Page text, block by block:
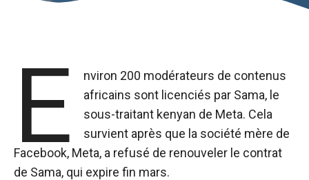
E
nviron 200 modérateurs de contenus
africains sont licenciés par Sama, le
sous-traitant kenyan de Meta. Cela
survient après que la société mère de
Facebook, Meta, a refusé de renouveler le contrat
de Sama, qui expire fin mars.